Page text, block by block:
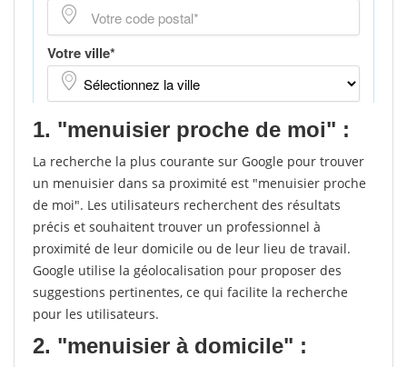
1. "menuisier proche de moi" :
La recherche la plus courante sur Google pour trouver
un menuisier dans sa proximité est "menuisier proche
de moi". Les utilisateurs recherchent des résultats
précis et souhaitent trouver un professionnel à
proximité de leur domicile ou de leur lieu de travail.
Google utilise la géolocalisation pour proposer des
suggestions pertinentes, ce qui facilite la recherche
pour les utilisateurs.
2. "menuisier à domicile" :